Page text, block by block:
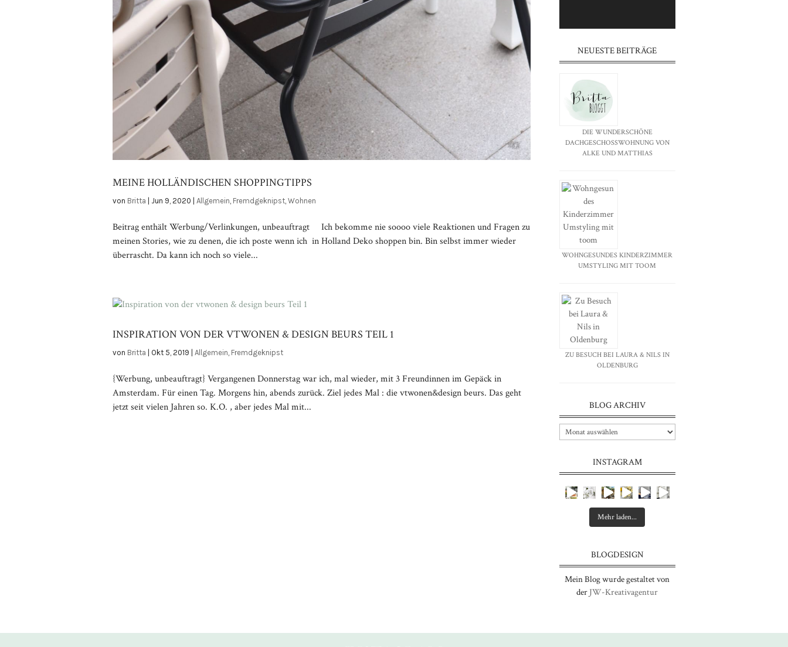
MEINE HOLLÄNDISCHEN SHOPPINGTIPPS
von Britta | Jun 9, 2020 | Allgemein Fremdgeknipst Wohnen
Beitrag enthält Werbung/Verlinkungen, unbeauftragt Ich bekomme nie soooo viele Reaktionen und Fragen zu
meinen Stories, wie zu denen, die ich poste wenn ich in Holland Deko shoppen bin. Bin selbst immer wieder
überrascht. Da kann ich noch so viele...
INSPIRATION VON DER VTWONEN & DESIGN BEURS TEIL 1
von Britta | Okt 5, 2019 | Allgemein Fremdgeknipst
{Werbung, unbeauftragt} Vergangenen Donnerstag war ich, mal wieder, mit 3 Freundinnen im Gepäck in
Amsterdam. Für einen Tag. Morgens hin, abends zurück. Ziel jedes Mal : die vtwonen&design beurs. Das geht
jetzt seit vielen Jahren so. K.O. , aber jedes Mal mit...
NEUESTE BEITRÄGE
DIE WUNDERSCHÖNE
DACHGESCHOSSWOHNUNG VON
ALKE UND MATTHIAS
WOHNGESUNDES KINDERZIMMER
UMSTYLING MIT TOOM
ZU BESUCH BEI LAURA & NILS IN
OLDENBURG
BLOG ARCHIV
INSTAGRAM
Mehr laden...
BLOGDESIGN
Mein Blog wurde gestaltet von
der JW-Kreativagentur